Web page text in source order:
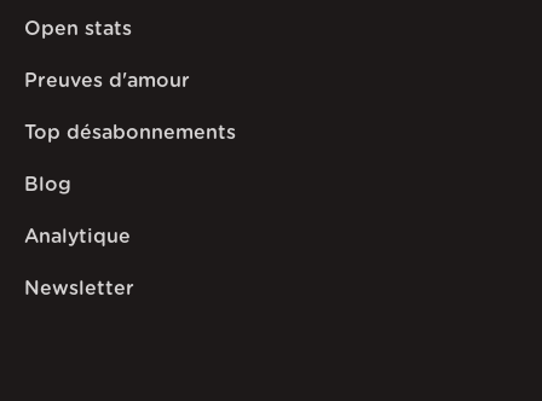
Open stats
Preuves d'amour
Top désabonnements
Blog
Analytique
Newsletter